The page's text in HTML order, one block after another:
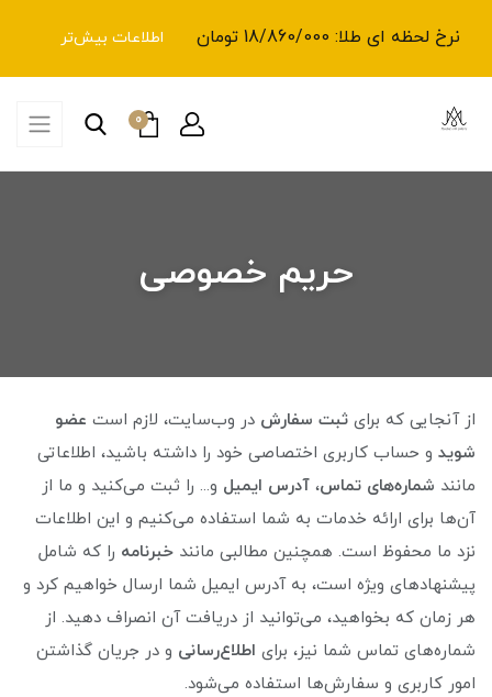
نرخ لحظه ای طلا: 18/860/000 تومان اطلاعات بیش‌تر
0
حریم خصوصی
از آنجایی که برای ثبت سفارش در وب‌سایت، لازم است عضو
شوید و حساب کاربری اختصاصی خود را داشته باشید، اطلاعاتی
مانند شماره‌های تماس، آدرس ایمیل و... را ثبت می‌کنید و ما از
آن‌ها برای ارائه خدمات به شما استفاده می‌کنیم و این اطلاعات
نزد ما محفوظ است. همچنین مطالبی مانند خبرنامه را که شامل
پیشنهادهای ویژه است، به آدرس ایمیل شما ارسال خواهیم کرد و
هر زمان که بخواهید، می‌توانید از دریافت آن انصراف دهید. از
شماره‌های تماس شما نیز، برای اطلاع‌رسانی و در جریان گذاشتن
امور کاربری و سفارش‌ها استفاده می‌شود.